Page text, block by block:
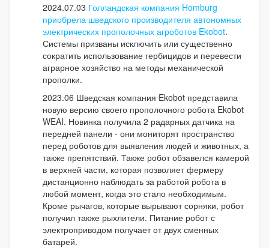
2024.07.03 Голландская компания Homburg
приобрела шведского производителя автономных
электрических прополочных агроботов Ekobot.
Системы призваны исключить или существенно
сократить использование гербицидов и перевести
аграрное хозяйство на методы механической
прополки.
2023.06 Шведская компания Ekobot представила
новую версию своего прополочного робота Ekobot
WEAI. Новинка получила 2 радарных датчика на
передней панели - они мониторят пространство
перед роботов для выявления людей и животных, а
также препятствий. Также робот обзавелся камерой
в верхней части, которая позволяет фермеру
дистанционно наблюдать за работой робота в
любой момент, когда это стало необходимым.
Кроме рычагов, которые вырывают сорняки, робот
получил также рыхлители. Питание робот с
электроприводом получает от двух сменных
батарей.